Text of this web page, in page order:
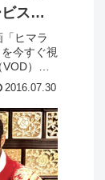
スを
ヒマラ
今すぐ視
）を
ト・声
はもちろ
ビューも
2016.07.30